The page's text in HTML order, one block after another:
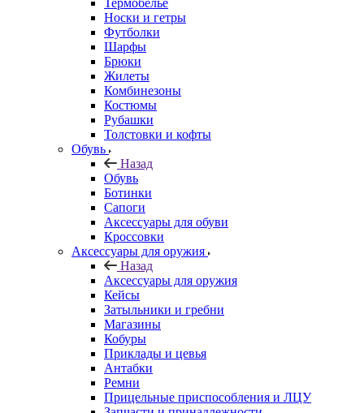
Термобельё
Носки и гетры
Футболки
Шарфы
Брюки
Жилеты
Комбинезоны
Костюмы
Рубашки
Толстовки и кофты
Обувь
Назад
Обувь
Ботинки
Сапоги
Аксессуары для обуви
Кроссовки
Аксессуары для оружия
Назад
Аксессуары для оружия
Кейсы
Затыльники и гребни
Магазины
Кобуры
Приклады и цевья
Антабки
Ремни
Прицельные приспособления и ЛЦУ